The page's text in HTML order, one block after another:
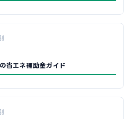
省エネ補助金ガイド